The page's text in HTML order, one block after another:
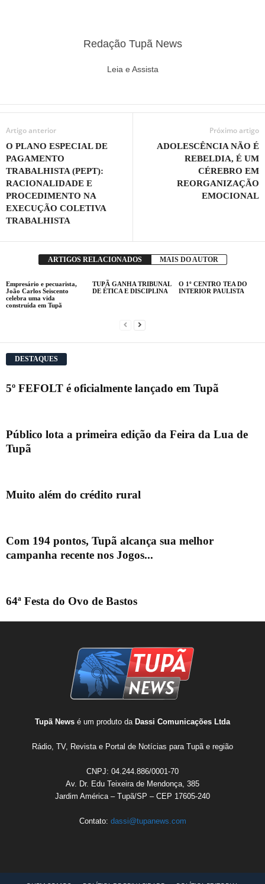
Redação Tupã News
Leia e Assista
Artigo anterior
O PLANO ESPECIAL DE
PAGAMENTO
TRABALHISTA (PEPT):
RACIONALIDADE E
PROCEDIMENTO NA
EXECUÇÃO COLETIVA
TRABALHISTA
Próximo artigo
ADOLESCÊNCIA NÃO É
REBELDIA, É UM
CÉREBRO EM
REORGANIZAÇÃO
EMOCIONAL
ARTIGOS RELACIONADOS MAIS DO AUTOR
Empresário e pecuarista,
João Carlos Seiscento
celebra uma vida
construída em Tupã
TUPÃ GANHA TRIBUNAL
DE ÉTICA E DISCIPLINA
O 1º CENTRO TEA DO
INTERIOR PAULISTA
DESTAQUES
5º FEFOLT é oficialmente lançado em Tupã
Público lota a primeira edição da Feira da Lua de
Tupã
Muito além do crédito rural
Com 194 pontos, Tupã alcança sua melhor
campanha recente nos Jogos...
64ª Festa do Ovo de Bastos
Tupã News é um produto da Dassi Comunicações Ltda
Rádio, TV, Revista e Portal de Notícias para Tupã e região
CNPJ: 04.244.886/0001-70
Av. Dr. Edu Teixeira de Mendonça, 385
Jardim América – Tupã/SP – CEP 17605-240
Contato: dassi@tupanews.com